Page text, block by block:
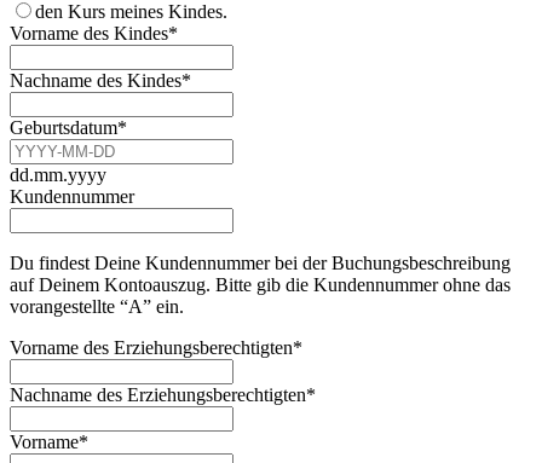
den Kurs meines Kindes.
Vorname des Kindes*
Nachname des Kindes*
Geburtsdatum*
dd.mm.yyyy
Kundennummer
Du findest Deine Kundennummer bei der Buchungsbeschreibung
auf Deinem Kontoauszug. Bitte gib die Kundennummer ohne das
vorangestellte “A” ein.
Vorname des Erziehungsberechtigten*
Nachname des Erziehungsberechtigten*
Vorname*